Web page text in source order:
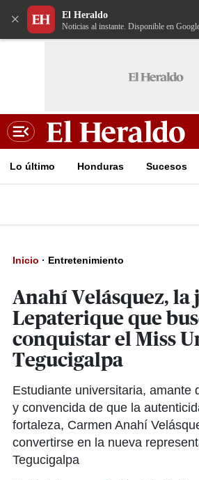
× El Heraldo
Noticias al instante. Disponible en
Lo último Honduras Sucesos
Inicio · Entretenimiento
Anahí Velásquez, la
Lepaterique que
conquistar el Miss
Tegucigalpa
Estudiante universitaria, amante
y convencida de que la
fortaleza, Carmen Anahí
convertirse en la nueva
Tegucigalpa